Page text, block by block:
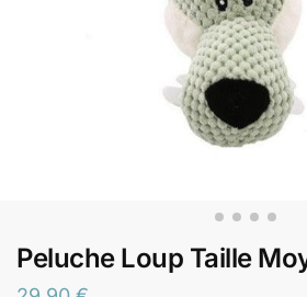
Peluche Loup Taille